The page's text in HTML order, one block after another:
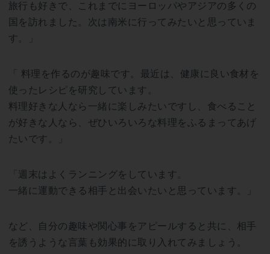
旅行も好きで、これまでにヨーロッパやアジアの多くの
国を訪れました。次は南米に行ってみたいと思っていま
す。」
「 料理を作るのが趣味です。最近は、健康に良い食材を
使ったレシピを研究しています。
料理好きな人なら一緒に楽しみたいですし、食べること
が好きな人なら、ぜひいろいろな料理をふるまってあげ
たいです。」
「週末はよくランニングをしています。
一緒に運動できる相手と出会いたいと思っています。」
など、自分の趣味や関心事をアピールすると共に、相手
を誘うような言葉も効果的に取り入れてみましょう。